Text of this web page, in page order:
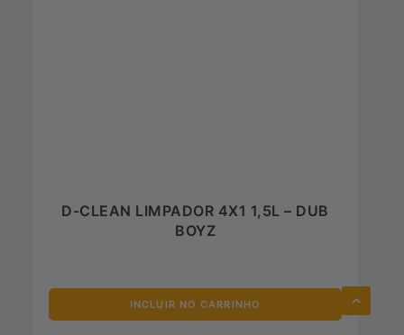
D-CLEAN LIMPADOR 4X1 1,5L – DUB
BOYZ
INCLUIR NO CARRINHO